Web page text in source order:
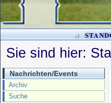
.:
Sie sind hier:
Nachrichten/Events
Archiv
Suche